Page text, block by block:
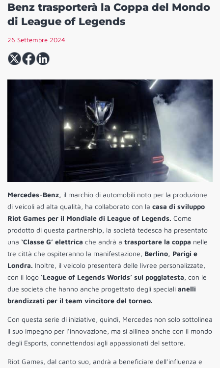
Benz trasporterà la Coppa del Mondo
di League of Legends
26 Settembre 2024
Mercedes-Benz, il marchio di automobili noto per la produzione
di veicoli ad alta qualità, ha collaborato con la casa di sviluppo
Riot Games per il Mondiale di League of Legends. Come
prodotto di questa partnership, la società tedesca ha presentato
una ‘Classe G’ elettrica che andrà a trasportare la coppa nelle
tre città che ospiteranno la manifestazione, Berlino, Parigi e
Londra. Inoltre, il veicolo presenterà delle livree personalizzate,
con il logo ‘League of Legends Worlds’ sui poggiatesta, con le
due società che hanno anche progettato degli speciali anelli
brandizzati per il team vincitore del torneo.
Con questa serie di iniziative, quindi, Mercedes non solo sottolinea
il suo impegno per l’innovazione, ma si allinea anche con il mondo
degli Esports, connettendosi agli appassionati del settore.
Riot Games, dal canto suo, andrà a beneficiare dell’influenza e